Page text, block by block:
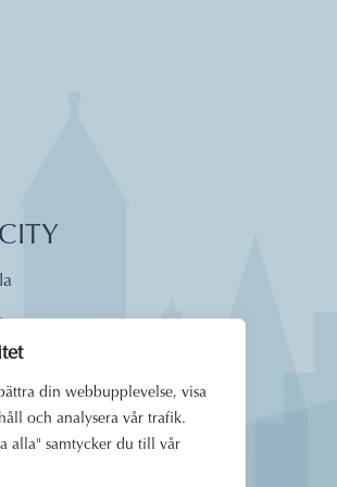
din webbupplevelse, visa
och analysera vår trafik.
alla" samtycker du till vår